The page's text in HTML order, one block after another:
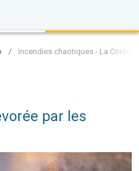
/ Incendies chaotiques - La Corée
par les